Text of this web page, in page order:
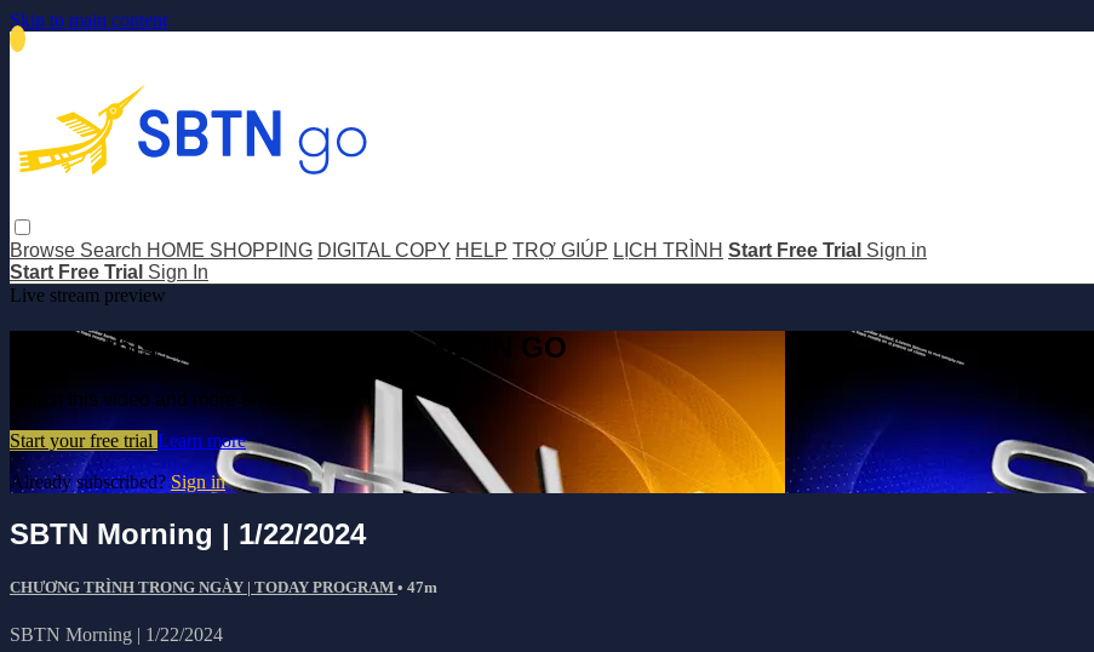
Skip to main content
Browse Search HOME SHOPPING DIGITAL COPY HELP TRỢ GIÚP LỊCH TRÌNH Start Free Trial Sign in
Start Free Trial Sign In
Live stream preview
Watch this video and more on SBTN GO
Watch this video and more on SBTN GO
Start your free trial Learn more
Already subscribed? Sign in
SBTN Morning | 1/22/2024
CHƯƠNG TRÌNH TRONG NGÀY | TODAY PROGRAM • 47m
SBTN Morning | 1/22/2024